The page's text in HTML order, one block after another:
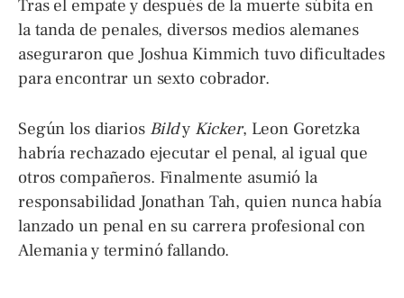
Tras el empate y después de la muerte súbita en
la tanda de penales, diversos medios alemanes
aseguraron que Joshua Kimmich tuvo dificultades
para encontrar un sexto cobrador.
Según los diarios Bildy Kicker, Leon Goretzka
habría rechazado ejecutar el penal, al igual que
otros compañeros. Finalmente asumió la
responsabilidad Jonathan Tah, quien nunca había
lanzado un penal en su carrera profesional con
Alemania y terminó fallando.